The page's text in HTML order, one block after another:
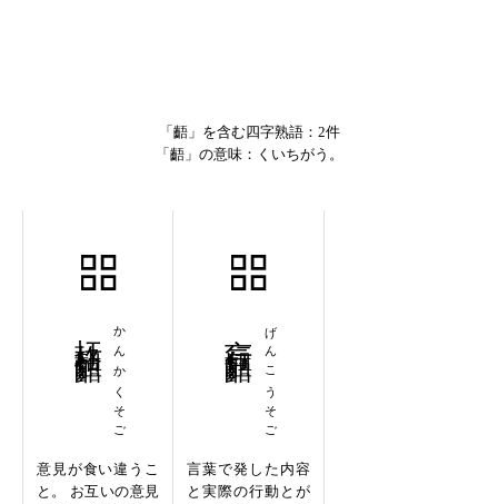
「齬」を含む四字熟語：2件
「齬」の意味：くいちがう。
かんかくそご
意見が食い違うこ
と。 お互いの意見
げんこうそご
言葉で発した内容
と実際の行動とが